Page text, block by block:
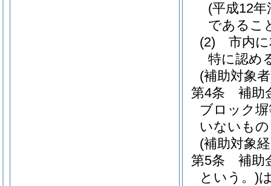
(平成12
であるこ
(2)
市内
特に認め
(補助対象
第4条
補助
ブロック
いないも
(補助対象
第5条
補助
という。)